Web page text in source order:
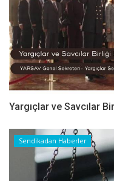
Yargıçlar ve Savcılar
Sendikadan Haberler